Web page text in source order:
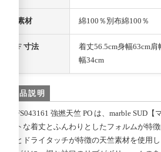
素材 綿100％別布綿100％
F 寸法
着丈56.5cm身幅63cm
幅34cm
商品説明
02FS043161 強撚天竺 PO は、marble SUD
クトな着丈とふんわりとしたフォルムが特
感とドライタッチが特徴の天竺素材を使用